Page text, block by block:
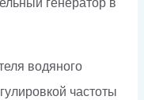
генератор в
водяного
частоты